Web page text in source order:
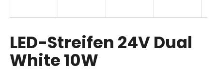
LED-Streifen 24V Dual
White 10W
SUCHEN